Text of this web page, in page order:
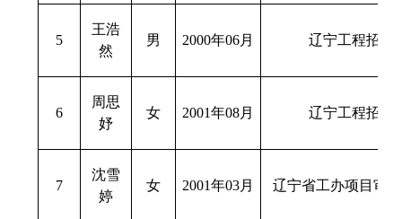
5
王浩
然
男 2000年06月 辽宁工程招标
6
周思
妤
女 2001年08月 辽宁工程招标
7
沈雪
婷
女 2001年03月 辽宁省工办项目审